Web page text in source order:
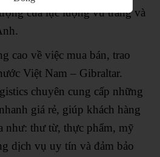
của lực lượng vũ trang và
cao về việc mua bán, trao
Việt Nam – Gibraltar.
chuyên cung cấp những
giá rẻ, giúp khách hàng
như: thư từ, thực phẩm, mỹ
dịch vụ uy tín và đảm bảo